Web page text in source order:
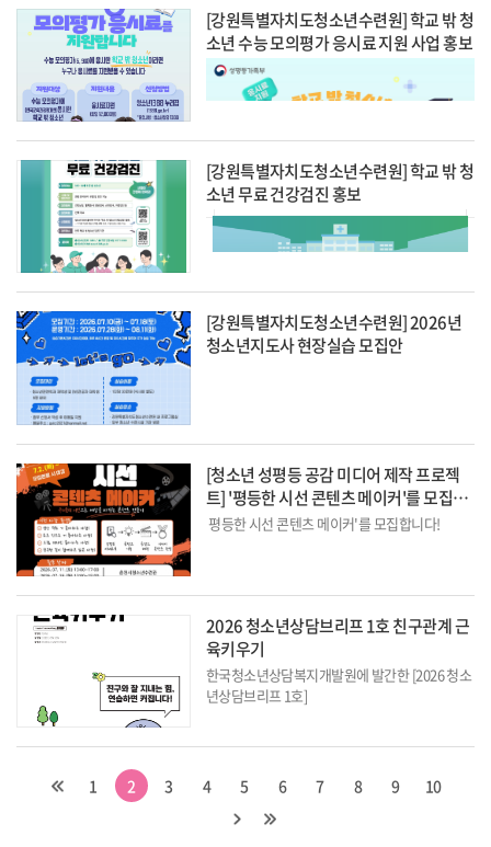
[강원특별자치도청소년수련원] 학교 밖 청
소년 수능 모의평가 응시료 지원 사업 홍보
[강원특별자치도청소년수련원] 학교 밖 청
소년 무료 건강검진 홍보
[강원특별자치도청소년수련원] 2026년
청소년지도사 현장실습 모집안
[청소년 성평등 공감 미디어 제작 프로젝
트] '평등한 시선 콘텐츠 메이커'를 모집합
니...
평등한 시선 콘텐츠 메이커'를 모집합니다!
나만의 작품을 완성해 보세요!
- 대상 : 춘천 거주 또는 재학 중인 초등 고학년~ 중
등(11세~16세)
- 활동일
2026 청소년상담브리프 1호 친구관계 근
육키우기
한국청소년상담복지개발원에 발간한 [2026 청소
년상담브리프 1호]
1 2 3 4 5 6 7 8 9 10